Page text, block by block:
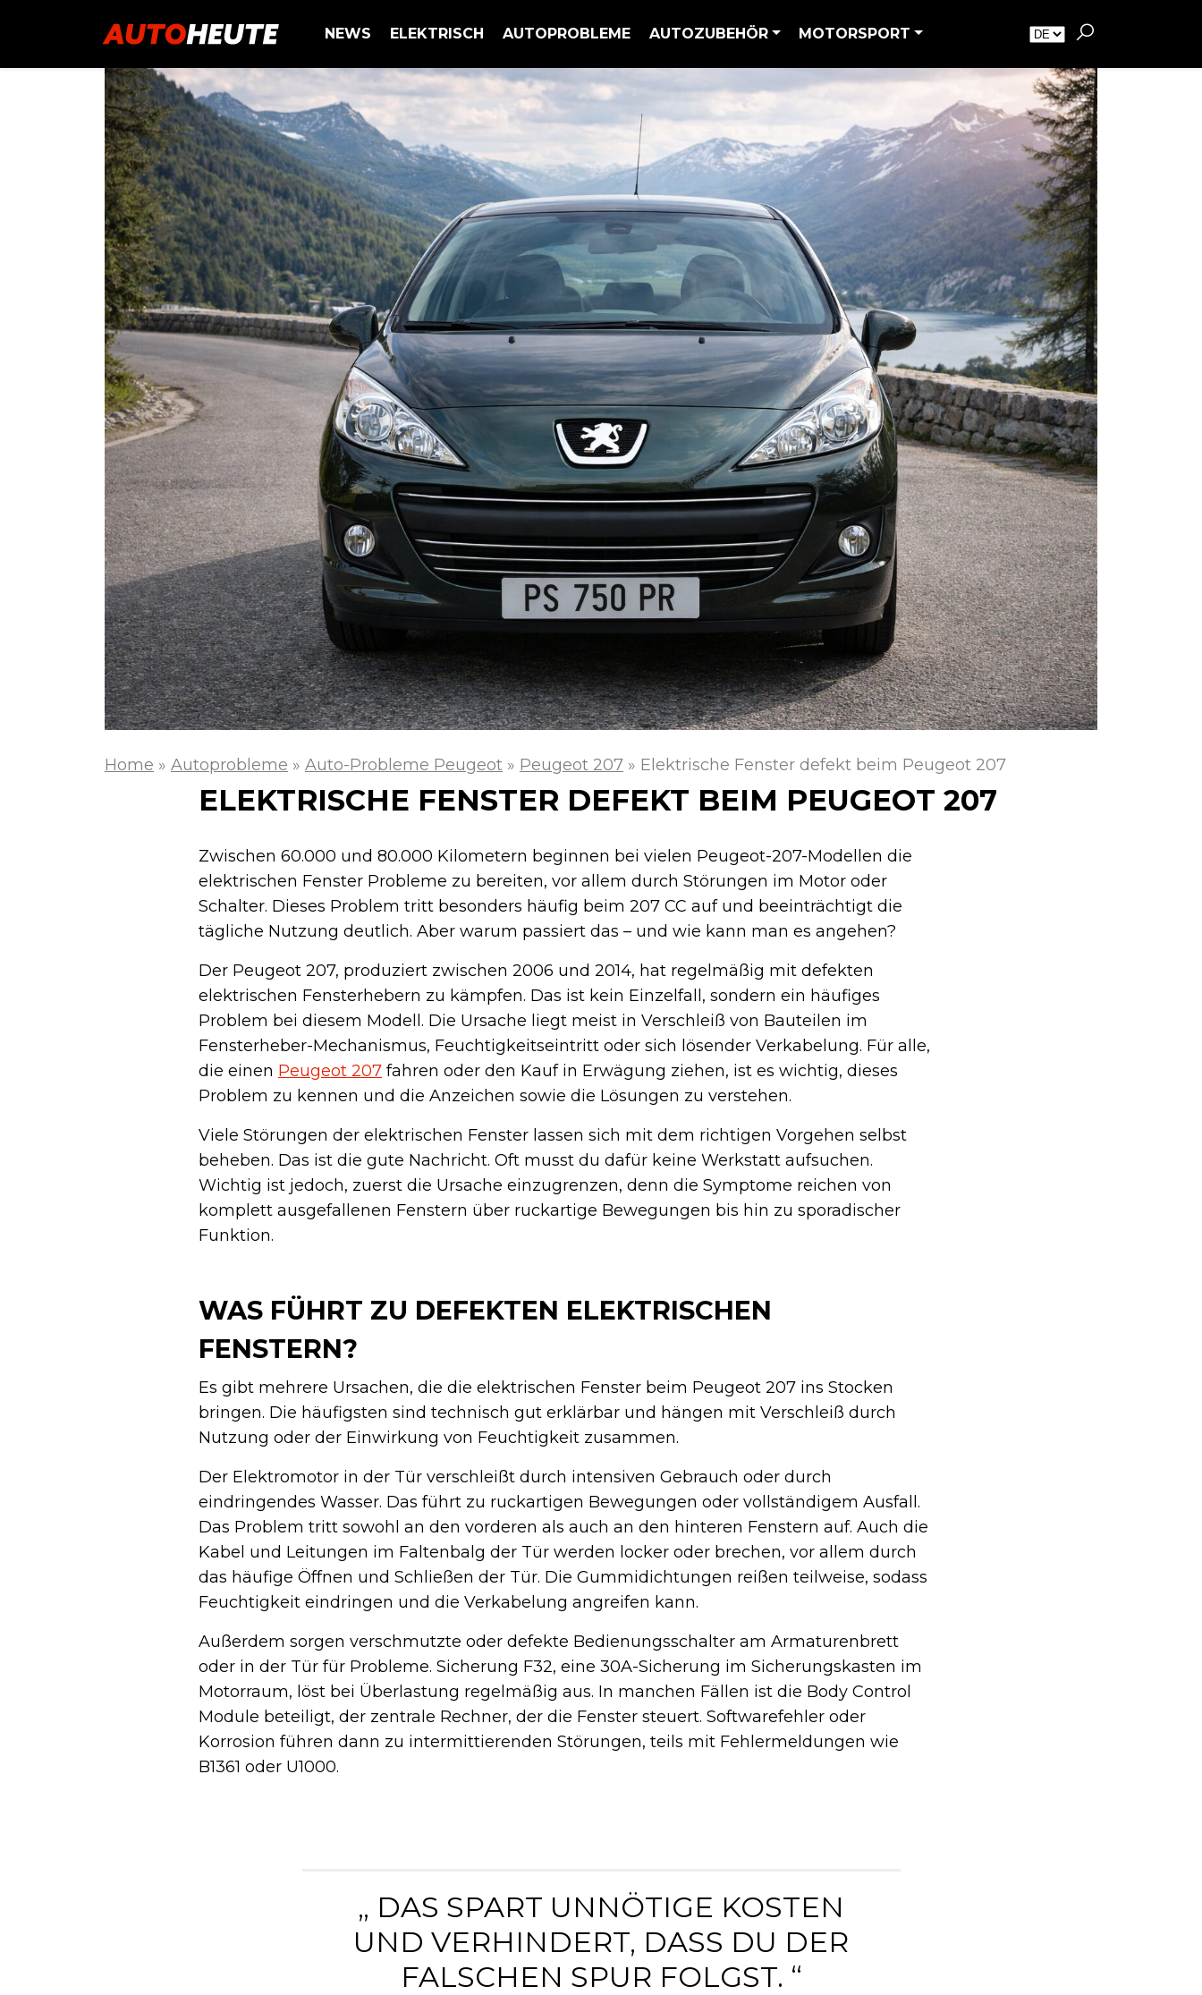
NEWS ELEKTRISCH AUTOPROBLEME AUTOZUBEHÖR MOTORSPORT
Home » Autoprobleme » Auto-Probleme Peugeot » Peugeot 207 » Elektrische Fenster defekt beim Peugeot 207
ELEKTRISCHE FENSTER DEFEKT BEIM PEUGEOT 207
Zwischen 60.000 und 80.000 Kilometern beginnen bei vielen Peugeot-207-Modellen die
elektrischen Fenster Probleme zu bereiten, vor allem durch Störungen im Motor oder
Schalter. Dieses Problem tritt besonders häufig beim 207 CC auf und beeinträchtigt die
tägliche Nutzung deutlich. Aber warum passiert das – und wie kann man es angehen?
Der Peugeot 207, produziert zwischen 2006 und 2014, hat regelmäßig mit defekten
elektrischen Fensterhebern zu kämpfen. Das ist kein Einzelfall, sondern ein häufiges
Problem bei diesem Modell. Die Ursache liegt meist in Verschleiß von Bauteilen im
Fensterheber-Mechanismus, Feuchtigkeitseintritt oder sich lösender Verkabelung. Für alle,
die einen Peugeot 207 fahren oder den Kauf in Erwägung ziehen, ist es wichtig, dieses
Problem zu kennen und die Anzeichen sowie die Lösungen zu verstehen.
Viele Störungen der elektrischen Fenster lassen sich mit dem richtigen Vorgehen selbst
beheben. Das ist die gute Nachricht. Oft musst du dafür keine Werkstatt aufsuchen.
Wichtig ist jedoch, zuerst die Ursache einzugrenzen, denn die Symptome reichen von
komplett ausgefallenen Fenstern über ruckartige Bewegungen bis hin zu sporadischer
Funktion.
WAS FÜHRT ZU DEFEKTEN ELEKTRISCHEN
FENSTERN?
Es gibt mehrere Ursachen, die die elektrischen Fenster beim Peugeot 207 ins Stocken
bringen. Die häufigsten sind technisch gut erklärbar und hängen mit Verschleiß durch
Nutzung oder der Einwirkung von Feuchtigkeit zusammen.
Der Elektromotor in der Tür verschleißt durch intensiven Gebrauch oder durch
eindringendes Wasser. Das führt zu ruckartigen Bewegungen oder vollständigem Ausfall.
Das Problem tritt sowohl an den vorderen als auch an den hinteren Fenstern auf. Auch die
Kabel und Leitungen im Faltenbalg der Tür werden locker oder brechen, vor allem durch
das häufige Öffnen und Schließen der Tür. Die Gummidichtungen reißen teilweise, sodass
Feuchtigkeit eindringen und die Verkabelung angreifen kann.
Außerdem sorgen verschmutzte oder defekte Bedienungsschalter am Armaturenbrett
oder in der Tür für Probleme. Sicherung F32, eine 30A-Sicherung im Sicherungskasten im
Motorraum, löst bei Überlastung regelmäßig aus. In manchen Fällen ist die Body Control
Module beteiligt, der zentrale Rechner, der die Fenster steuert. Softwarefehler oder
Korrosion führen dann zu intermittierenden Störungen, teils mit Fehlermeldungen wie
B1361 oder U1000.
„ DAS SPART UNNÖTIGE KOSTEN
UND VERHINDERT, DASS DU DER
FALSCHEN SPUR FOLGST. “